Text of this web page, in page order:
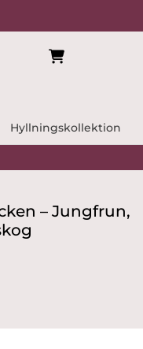
Hyllningskollektion
– Jungfrun,